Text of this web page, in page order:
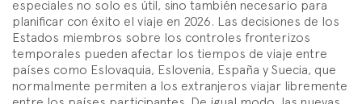
especiales no solo es útil, sino también necesario para
planificar con éxito el viaje en 2026. Las decisiones de los
Estados miembros sobre los controles fronterizos
temporales pueden afectar los tiempos de viaje entre
países como Eslovaquia, Eslovenia, España y Suecia, que
normalmente permiten a los extranjeros viajar libremente